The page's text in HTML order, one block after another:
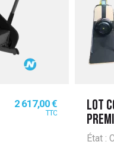
Prix
2 617,00 €
TTC
LOT
État :